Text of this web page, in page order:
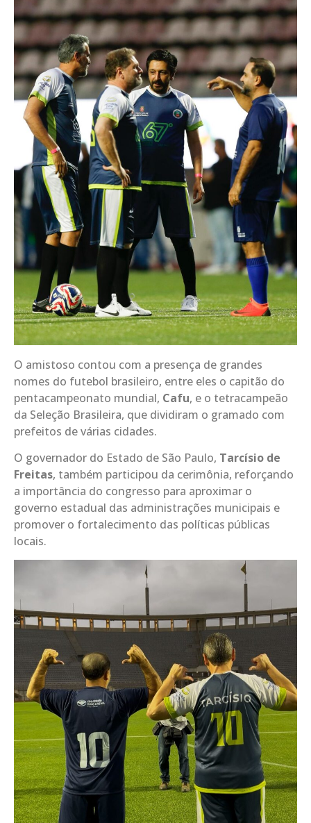
O amistoso contou com a presença de grandes
nomes do futebol brasileiro, entre eles o capitão do
pentacampeonato mundial, Cafu, e o tetracampeão
da Seleção Brasileira, que dividiram o gramado com
prefeitos de várias cidades.
O governador do Estado de São Paulo, Tarcísio de
Freitas, também participou da cerimônia, reforçando
a importância do congresso para aproximar o
governo estadual das administrações municipais e
promover o fortalecimento das políticas públicas
locais.